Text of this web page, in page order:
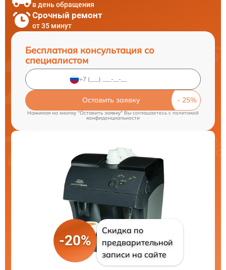
в день обращения
Срочный ремонт
от 35 минут
Бесплатная консультация со
специалистом
Оставить заявку
Нажимая на кнопку "Оставить заявку" Вы соглашаетесь cполитикой
конфиденциальности
-20%
Скидка по
предварительной
записи на сайте